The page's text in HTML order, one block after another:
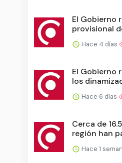
El Gobierno
provisional
Hace 4 días
El Gobierno
los
Hace 6 días
Cerca de
región han
Hace 1